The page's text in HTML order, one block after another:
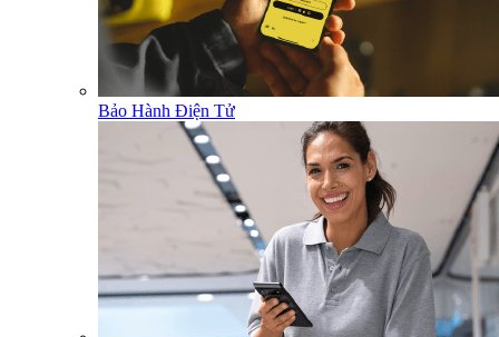
Bảo Hành Điện Tử